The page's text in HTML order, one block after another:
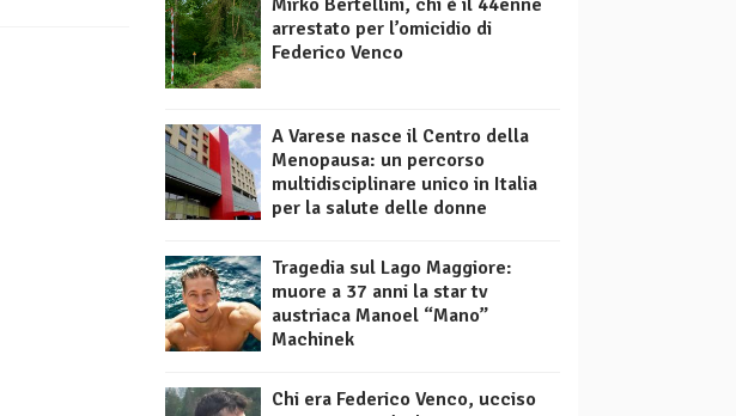
Mirko Bertellini, chi è il 44enne
arrestato per l’omicidio di
Federico Venco
A Varese nasce il Centro della
Menopausa: un percorso
multidisciplinare unico in Italia
per la salute delle donne
Tragedia sul Lago Maggiore:
muore a 37 anni la star tv
austriaca Manoel “Mano”
Machinek
Chi era Federico Venco, ucciso